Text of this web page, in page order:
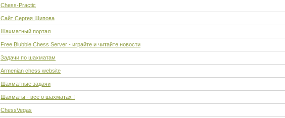
Chess-Practic
Сайт Сергея Шипова
Шахматный портал
Free Blubbie Chess Server - играйте и читайте новости
Задачи по шахматам
Armenian chess website
Шахматные задачи
Шахматы - все о шахматах !
ChessVegas